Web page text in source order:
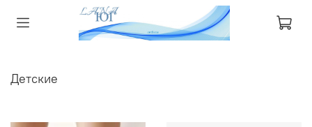
Детские